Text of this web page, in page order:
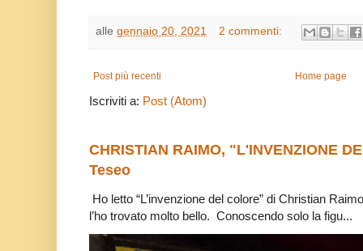
alle gennaio 20, 2021 2 commenti:
Post più recenti Home page
Iscriviti a: Post (Atom)
CHRISTIAN RAIMO, "L'INVENZIONE
Teseo
Ho letto “L’invenzione del colore” di Christian
l’ho trovato molto bello. Conoscendo solo la figu...